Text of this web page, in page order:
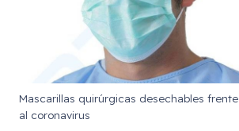
Mascarillas quirúrgicas desechables frente
al coronavirus